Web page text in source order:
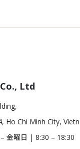
Ltd
Ho Chi Minh City,
金曜日 | 8:30 – 18:30